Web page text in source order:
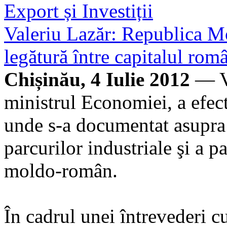
Export și Investiții
Valeriu Lazăr: Republica
legătură între capitalul
Chișinău, 4 Iulie 2012 —
ministrul Economiei, a
unde s-a documentat
parcurilor industriale şi a
moldo-român.
În cadrul unei întrevederi